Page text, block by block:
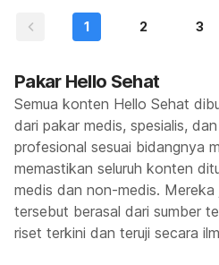
1 2 3
Pakar Hello Sehat
Semua konten Hello Sehat
dari pakar medis, spesialis,
profesional sesuai bidangnya
memastikan seluruh konten
medis dan non-medis.
tersebut berasal dari sumber
riset terkini dan teruji secara